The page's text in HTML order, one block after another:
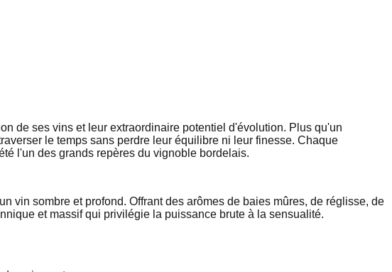
de ses vins et leur extraordinaire potentiel d'évolution. Plus qu'un
le temps sans perdre leur équilibre ni leur finesse. Chaque
l'un des grands repères du vignoble bordelais.
vin sombre et profond. Offrant des arômes de baies mûres, de réglisse, de
et massif qui privilégie la puissance brute à la sensualité.